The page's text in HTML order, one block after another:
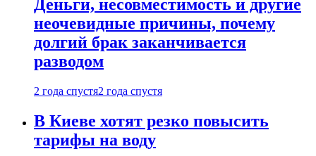
Деньги, несовместимость и другие
неочевидные причины, почему
долгий брак заканчивается
разводом
2 года спустя2 года спустя
В Киеве хотят резко повысить
тарифы на воду